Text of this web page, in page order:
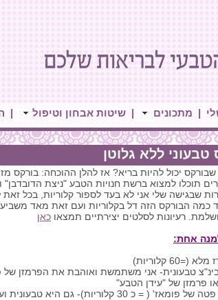
| מתכונים | שיטות אבחון וטיפול |
טבעוני ללא גלוטן
יכול להיות בריא? אז להלן ההוכחה: בורקס
תוכלו למצוא ברשת חנויות הטבע "ניצת
שבגישה שלי אני לא בעד לספור קלוריות, בכל
רעיונות לסלטים יצירתיים תמצאו כאן
אחת:
או פרמזן של "עידן הטבע"
קלוריות)- גם היא טבעונית ועשויה רק משקדים או של חברת אוטופי